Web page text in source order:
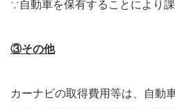
∵自動車を保有することにより
③その他
カーナビの取得費用等は、自動